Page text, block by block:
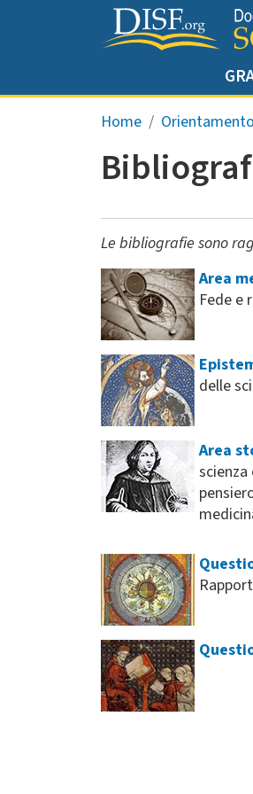
Salta al contenuto principale
Briciole di
Home
Le bibliografie sono
Area
Fede e
delle
Area